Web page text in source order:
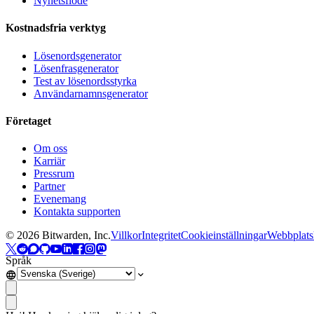
Kostnadsfria verktyg
Lösenordsgenerator
Lösenfrasgenerator
Test av lösenordsstyrka
Användarnamnsgenerator
Företaget
Om oss
Karriär
Pressrum
Partner
Evenemang
Kontakta supporten
© 2026 Bitwarden, Inc.VillkorIntegritetCookieinställningar
Språk